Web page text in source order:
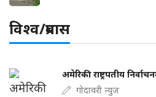
विश्व/प्रबास
अमेरिकी राष्ट्रपतीय
गोदावरी न्युज